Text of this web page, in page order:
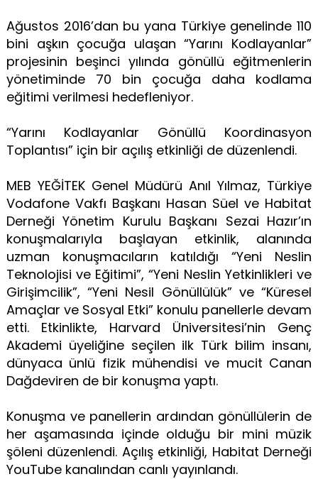
Ağustos 2016’dan bu yana Türkiye genelinde 110
bini aşkın çocuğa ulaşan “Yarını Kodlayanlar”
projesinin beşinci yılında gönüllü eğitmenlerin
yönetiminde 70 bin çocuğa daha kodlama
eğitimi verilmesi hedefleniyor.
“Yarını Kodlayanlar Gönüllü Koordinasyon
Toplantısı” için bir açılış etkinliği de düzenlendi.
MEB YEĞİTEK Genel Müdürü Anıl Yılmaz, Türkiye
Vodafone Vakfı Başkanı Hasan Süel ve Habitat
Derneği Yönetim Kurulu Başkanı Sezai Hazır’ın
konuşmalarıyla başlayan etkinlik, alanında
uzman konuşmacıların katıldığı “Yeni Neslin
Teknolojisi ve Eğitimi”, “Yeni Neslin Yetkinlikleri ve
Girişimcilik”, “Yeni Nesil Gönüllülük” ve “Küresel
Amaçlar ve Sosyal Etki” konulu panellerle devam
etti. Etkinlikte, Harvard Üniversitesi’nin Genç
Akademi üyeliğine seçilen ilk Türk bilim insanı,
dünyaca ünlü fizik mühendisi ve mucit Canan
Dağdeviren de bir konuşma yaptı.
Konuşma ve panellerin ardından gönüllülerin de
her aşamasında içinde olduğu bir mini müzik
şöleni düzenlendi. Açılış etkinliği, Habitat Derneği
YouTube kanalından canlı yayınlandı.